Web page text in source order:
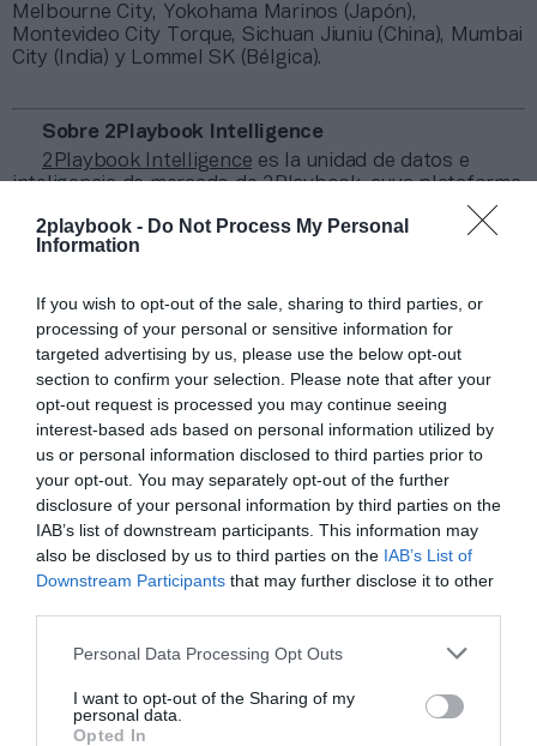
2playbook - Do Not Process My Personal
Information
If you wish to opt-out of the sale, sharing to third parties, or
processing of your personal or sensitive information for
targeted advertising by us, please use the below opt-out
section to confirm your selection. Please note that after your
opt-out request is processed you may continue seeing
interest-based ads based on personal information utilized by
us or personal information disclosed to third parties prior to
your opt-out. You may separately opt-out of the further
disclosure of your personal information by third parties on the
IAB’s list of downstream participants. This information may
also be disclosed by us to third parties on the IAB’s List of
Downstream Participants that may further disclose it to other
Personal Data Processing Opt Outs
I want to opt-out of the Sharing of my
personal data.
Opted In
Índex2P
Melbourne City, Yokohama Marinos (Japón),
Montevideo City Torque, Sichuan Jiuniu (China), Mumbai
City (India) y Lommel SK (Bélgica).
Sobre 2Playbook Intelligence
2Playbook Intelligence es la unidad de datos e
inteligencia de mercado de 2Playbook, cuya plataforma
de datos monitoriza en tiempo real el negocio de más
de 250 clubes de fútbol y baloncesto de toda Europa,
así como más de 20.000 contratos de patrocinio en el
tipología de activos, marcas, categorías de producto y
valor económico aproximado de cada acuerdo. Si
quieres más información, contacta con nosotros a
través de intelligence@2playbook.com.
Añadir2Playbookcomo fuente preferida de Google
de forma gratuita
Mantente informado con las últimas noticias de actualidad.
ACTIVAR AHORA
Compartir